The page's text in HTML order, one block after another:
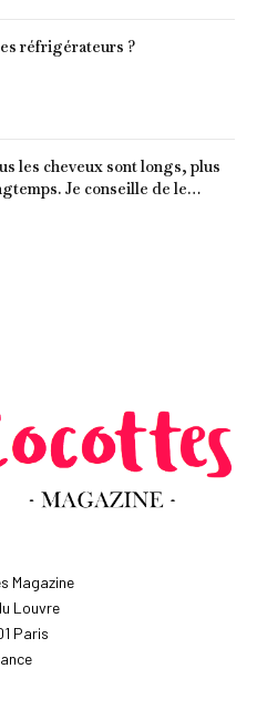
réfrigérateurs ?
les cheveux sont longs, plus
Je conseille de le
Magazine
Louvre
Paris